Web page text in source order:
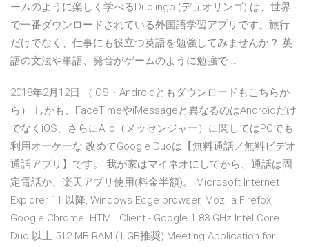
ームのように楽しく学べるDuolingo (デュオリンゴ) は、世界
で一番ダウンロードされている外国語学習アプリです。旅行
だけでなく、仕事にも役立つ英語を勉強してみませんか？ 英
語の文法や単語、発音がゲームのように勉強で …
2018年2月12日 （iOS・Androidともダウンロードもこちらか
ら） しかも、FaceTimeやiMessageと異なるのはAndroidだけ
でなくiOS、さらにAllo（メッセンジャー）に関してはPCでも
利用オーケーな 改めてGoogle Duoは【無料通話／無料ビデオ
通話アプリ】です。 我が家はマイネオにしてから、通話は固
定電話か、楽天アプリ使用(料金半額)。 Microsoft Internet
Explorer 11 以降, Windows Edge browser, Mozilla Firefox,
Google Chrome. HTML Client - Google 1.83 GHz Intel Core
Duo 以上 512 MB RAM (1 GB推奨) Meeting Application for